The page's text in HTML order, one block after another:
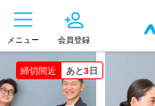
メニュー 会員登録
締切間近 あと3日